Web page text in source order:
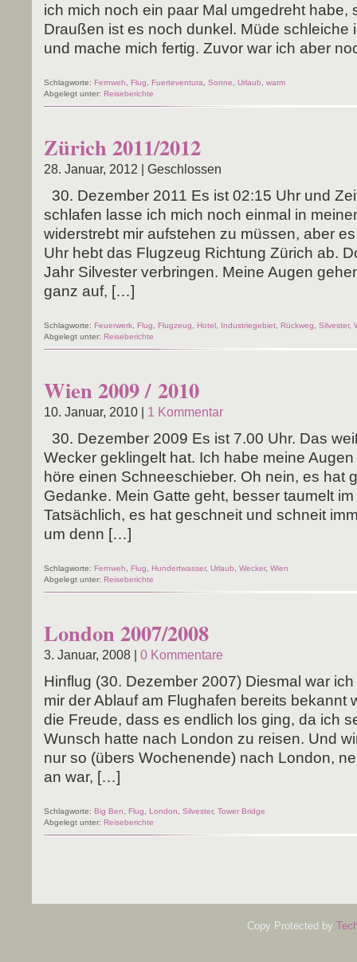
ich mich noch ein paar Mal umge­dreht habe,
Drau­ßen ist es noch dun­kel. Müde schlei­che
und mache mich fer­tig. Zuvor war ich aber
Schlagworte: Fernweh Flug Fuerteventura Sonne Urlaub
warm
Abgelegt unter: Reiseberichte
Zürich 2011/2012
28. Januar, 2012 | Geschlossen
30. Dezem­ber 2011 Es ist 02:15 Uhr und
schla­fen las­se ich mich noch ein­mal in
wider­strebt mir auf­ste­hen zu müs­sen, aber
Uhr hebt das Flug­zeug Rich­tung Zürich ab.
Jahr Sil­ves­ter ver­brin­gen. Mei­ne Augen
ganz auf, […]
Schlagworte: Feuerwerk Flug Flugzeug Hotel Industriegebiet Rückweg Silvester,
Abgelegt unter: Reiseberichte
Wien 2009 / 2010
10. Januar, 2010 | 1 Kommentar
30. Dezem­ber 2009 Es ist 7.00 Uhr. Das
Wecker geklin­gelt hat. Ich habe mei­ne
höre einen Schnee­schie­ber. Oh nein, es hat
Gedan­ke. Mein Gat­te geht, bes­ser tau­melt
Tat­säch­lich, es hat geschneit und schneit
um denn […]
Schlagworte: Fernweh Flug Hundertwasser, Urlaub Wecker, Wien
Abgelegt unter: Reiseberichte
London 2007/2008
3. Januar, 2008 | 0 Kommentare
Hin­flug (30. Dezem­ber 2007) Dies­mal war
mir der Ablauf am Flug­ha­fen bereits bekannt
die Freu­de, dass es end­lich los ging, da ich
Wunsch hat­te nach Lon­don zu rei­sen. Und
nur so (übers Wochen­en­de) nach Lon­don,
an war, […]
Schlagworte: Big Ben Flug London Silvester, Tower Bridge
Abgelegt unter: Reiseberichte
Copy Protected by